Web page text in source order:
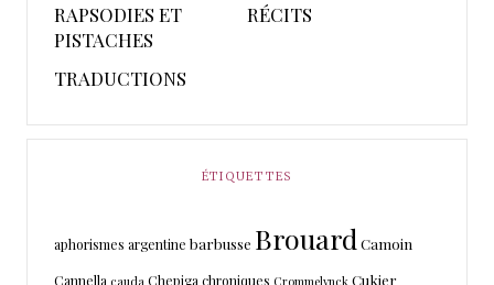
RAPSODIES ET
PISTACHES
RÉCITS
TRADUCTIONS
ÉTIQUETTES
aphorismes argentine barbusse Brouard Camoin
Cannella cauda Chepiga chroniques Crommelynck Cukier